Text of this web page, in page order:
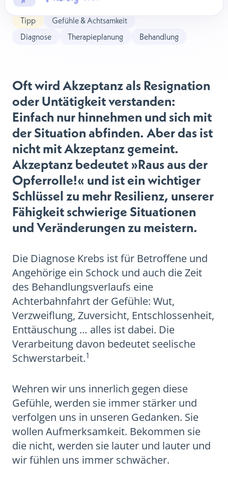
Tipp
Gefühle & Achtsamkeit
Diagnose
Therapieplanung Behandlung
Oft wird Akzeptanz als Resignation
oder Untätigkeit verstanden:
Einfach nur hinnehmen und sich mit
der Situation abfinden. Aber das ist
nicht mit Akzeptanz gemeint.
Akzeptanz bedeutet »Raus aus der
Opferrolle!« und ist ein wichtiger
Schlüssel zu mehr Resilienz, unserer
Fähigkeit schwierige Situationen
und Veränderungen zu meistern.
Die Diagnose Krebs ist für Betroffene und
Angehörige ein Schock und auch die Zeit
des Behandlungsverlaufs eine
Achterbahnfahrt der Gefühle: Wut,
Verzweiflung, Zuversicht, Entschlossenheit,
Enttäuschung … alles ist dabei. Die
Verarbeitung davon bedeutet seelische
Schwerstarbeit.1
Wehren wir uns innerlich gegen diese
Gefühle, werden sie immer stärker und
verfolgen uns in unseren Gedanken. Sie
wollen Aufmerksamkeit. Bekommen sie
die nicht, werden sie lauter und lauter und
wir fühlen uns immer schwächer.